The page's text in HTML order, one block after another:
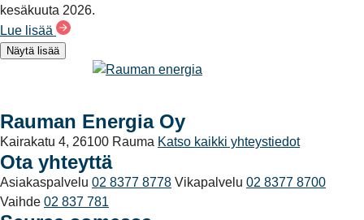
kesäkuuta 2026.
Lue lisää
Näytä lisää
Rauman Energia Oy
Kairakatu 4, 26100 Rauma Katso kaikki yhteystiedot
Ota yhteyttä
Asiakaspalvelu 02 8377 8778 Vikapalvelu 02 8377 8700
Vaihde 02 837 781